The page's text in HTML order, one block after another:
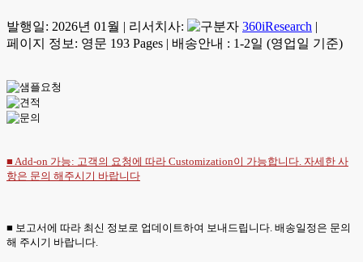
발행일: 2026년 01월 | 리서치사: 360iResearch |
페이지 정보: 영문 193 Pages | 배송안내 : 1-2일 (영업일 기준)
■ Add-on 가능: 고객의 요청에 따라 Customization이 가능합니다. 자세한 사
항은 문의 해주시기 바랍니다
■ 보고서에 따라 최신 정보로 업데이트하여 보내드립니다. 배송일정은 문의
해 주시기 바랍니다.